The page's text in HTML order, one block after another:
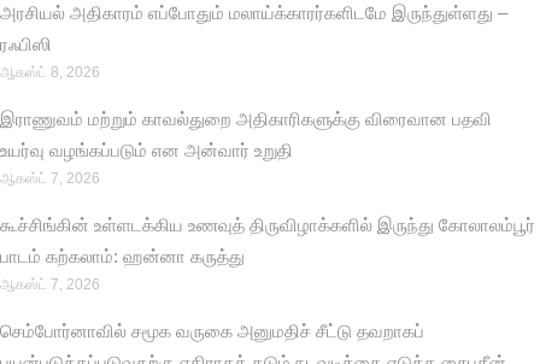
அரசியல் அதிகாரம் எப்போதும் மலாய்க்காரர்களிடமே இருந்துள்ளது –
ரஃபிஸி
ஆகஸ்ட் 8, 2026
இராணுவம் மற்றும் காவல்துறை அதிகாரிகளுக்கு விரைவான பதவி
உயர்வு வழங்கப்படும் என அன்வார் உறுதி
ஆகஸ்ட் 7, 2026
கூச்சிங்கின் உள்ளடக்கிய உணவுத் திருவிழாக்களில் இருந்து கோலாலம்பூர்
பாடம் கற்கலாம்: ஹன்னா கருத்து
ஆகஸ்ட் 7, 2026
செம்போர்னாவில் சமூக வருகை அனுமதிச் சீட்டு தவறாகப்